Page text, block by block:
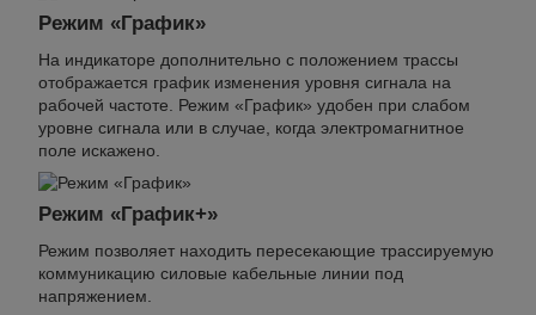
Режим «График»
На индикаторе дополнительно с положением трассы
отображается график изменения уровня сигнала на
рабочей частоте. Режим «График» удобен при слабом
уровне сигнала или в случае, когда электромагнитное
поле искажено.
Режим «График+»
Режим позволяет находить пересекающие трассируемую
коммуникацию силовые кабельные линии под
напряжением.